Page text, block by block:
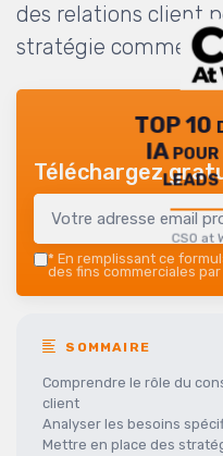
des relations client
stratégie
TOP 10
IA
CSO at
Téléchargez
* En remplissant ce
des fins commerciales par
SOMMAIRE
Comprendre le rôle du
client
Analyser les besoins
Mettre en place des